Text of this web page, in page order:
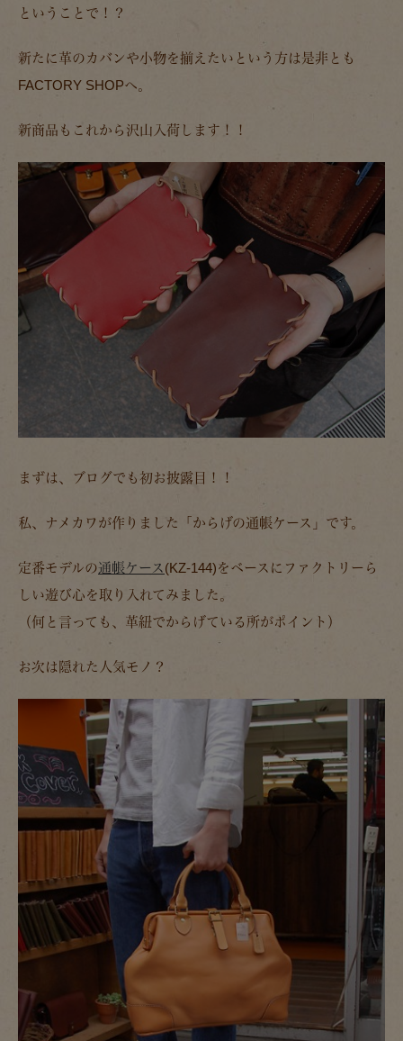
ということで！？
新たに革のカバンや小物を揃えたいという方は是非とも
FACTORY SHOPへ。
新商品もこれから沢山入荷します！！
まずは、ブログでも初お披露目！！
私、ナメカワが作りました「からげの通帳ケース」です。
定番モデルの通帳ケース(KZ-144)をベースにファクトリーら
しい遊び心を取り入れてみました。
（何と言っても、革紐でからげている所がポイント）
お次は隠れた人気モノ？